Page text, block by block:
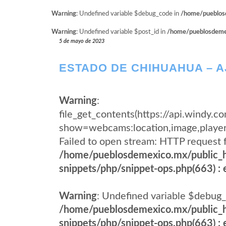
Warning: Undefined variable $debug_code in /home/
Warning: Undefined variable $post_id in /home/
5 de mayo de 2023
ESTADO DE CHIHUAHUA –
Warning:
file_get_contents(https://
Failed to open stream: HTTP
/home/pueblosdemexico.mx/
snippets/php/snippet-ops.php(663) :
Warning: Undefined variable
/home/pueblosdemexico.mx/
snippets/php/snippet-ops.php(663) :